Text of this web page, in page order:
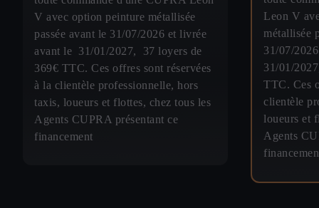
V avec option peinture métallisée
passée avant le 31/07/2026 et livrée
avant le 31/01/2027, 37 loyers de
369€ TTC. Ces offres sont réservées
à la clientèle professionnelle, hors
taxis, loueurs et flottes, chez tous les
Agents CUPRA présentant ce
financement
Leon V
métallisée
31/07/
31/01/
TTC. Ces
clientèle
loueurs et
Agents